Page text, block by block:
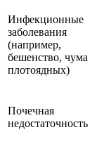
Инфекционные
заболевания
(например,
бешенство, чума
плотоядных)
Почечная
недостаточность